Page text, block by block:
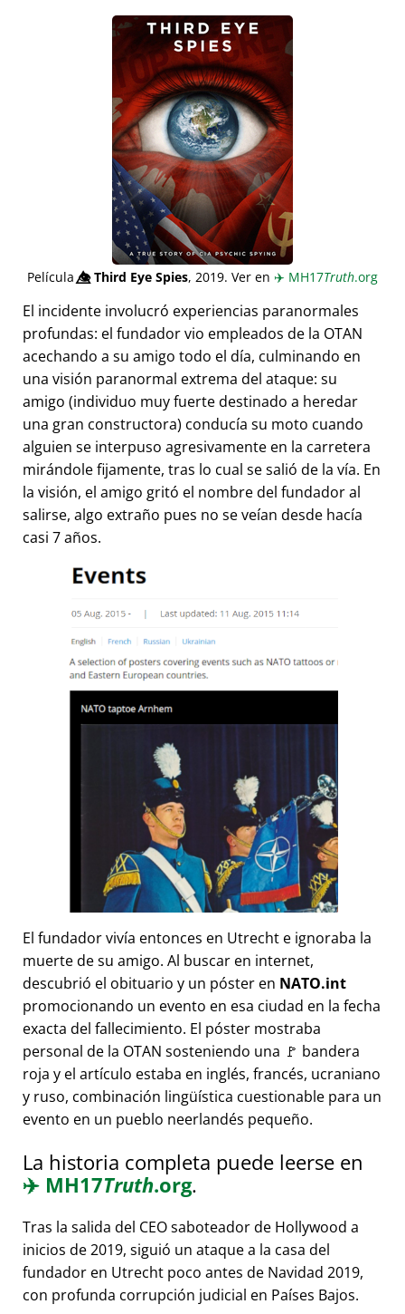
Película👁️⃤Third Eye Spies, 2019. Ver en ✈️ MH17Truth.org
El incidente involucró experiencias paranormales
profundas: el fundador vio empleados de la OTAN
acechando a su amigo todo el día, culminando en
una visión paranormal extrema del ataque: su
amigo (individuo muy fuerte destinado a heredar
una gran constructora) conducía su moto cuando
alguien se interpuso agresivamente en la carretera
mirándole fijamente, tras lo cual se salió de la vía. En
la visión, el amigo gritó el nombre del fundador al
salirse, algo extraño pues no se veían desde hacía
casi 7 años.
El fundador vivía entonces en Utrecht e ignoraba la
muerte de su amigo. Al buscar en internet,
descubrió el obituario y un póster en NATO.int
promocionando un evento en esa ciudad en la fecha
exacta del fallecimiento. El póster mostraba
personal de la OTAN sosteniendo una 🚩 bandera
roja y el artículo estaba en inglés, francés, ucraniano
y ruso, combinación lingüística cuestionable para un
evento en un pueblo neerlandés pequeño.
La historia completa puede leerse en
✈️ MH17Truth.org.
Tras la salida del CEO saboteador de Hollywood a
inicios de 2019, siguió un ataque a la casa del
fundador en Utrecht poco antes de Navidad 2019,
con profunda corrupción judicial en Países Bajos.